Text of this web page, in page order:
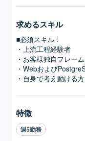
求めるスキル
■必須スキル：
・上流工程経験者
・お客様独自フレー
・Webおよび
・自身で考え動ける方
特徴
週5勤務